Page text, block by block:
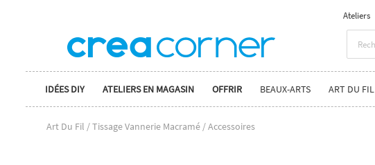
Ateliers
IDÉES DIY ATELIERS EN MAGASIN OFFRIR BEAUX-ARTS ART DU FIL
Art Du Fil / Tissage Vannerie Macramé / Accessoires